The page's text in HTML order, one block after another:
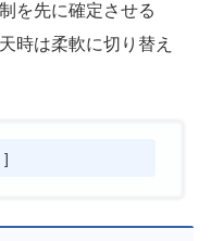
を先に確定させる
時は柔軟に切り替え